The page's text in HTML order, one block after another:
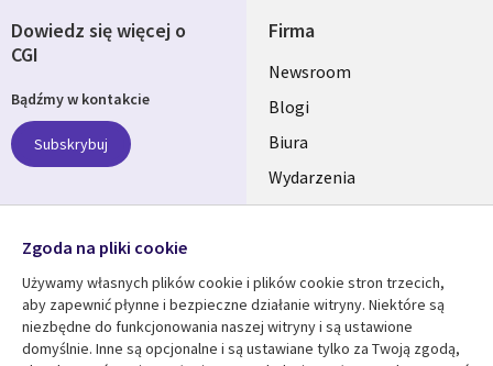
Firma
Useful
links
SECTIONS
POLSKA
Newsroom
Blogi
Biura
Wydarzenia
Centrum zasobów Pomoc
Dowiedz się więcej o
CGI
Bądźmy w kontakcie
Subskrybuj
Social
Media
SECTIONS
POLSKA
Zgoda na pliki cookie
Używamy własnych plików cookie i plików cookie stron trzecich,
aby zapewnić płynne i bezpieczne działanie witryny. Niektóre są
niezbędne do funkcjonowania naszej witryny i są ustawione
domyślnie. Inne są opcjonalne i są ustawiane tylko za Twoją zgodą,